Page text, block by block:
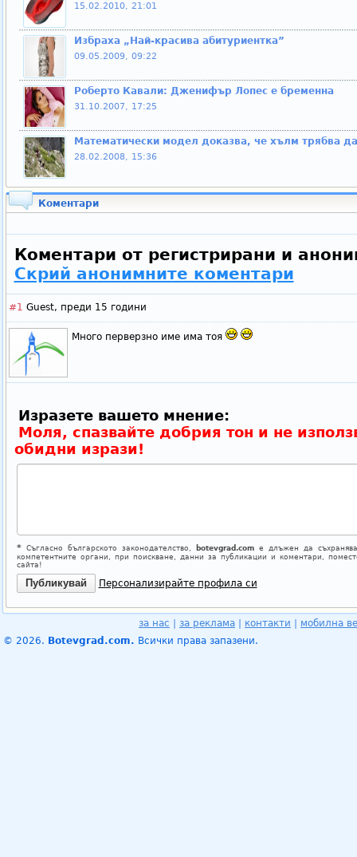
15.02.2010, 21:01
Избраха „Най-красива абитуриентка”
09.05.2009, 09:22
Роберто Кавали: Дженифър Лопес е бременна
31.10.2007, 17:25
Математически модел доказва, че хълм трябва да
28.02.2008, 15:36
Коментари
Коментари от регистрирани и
Скрий анонимните коментари
#1 Guest, преди 15 години
Много перверзно име има тоя
Изразете вашето мнение:
Моля, спазвайте добрия тон и не
обидни изрази!
*Съгласно българското законодателство, botevgrad.comе длъжен да
компетентните органи, при поискване, данни за публикации и коментари,
сайта!
Персонализирайте профила си
за нас за реклама контакти
мобилна
© 2026. Botevgrad.com. Всички права запазени.